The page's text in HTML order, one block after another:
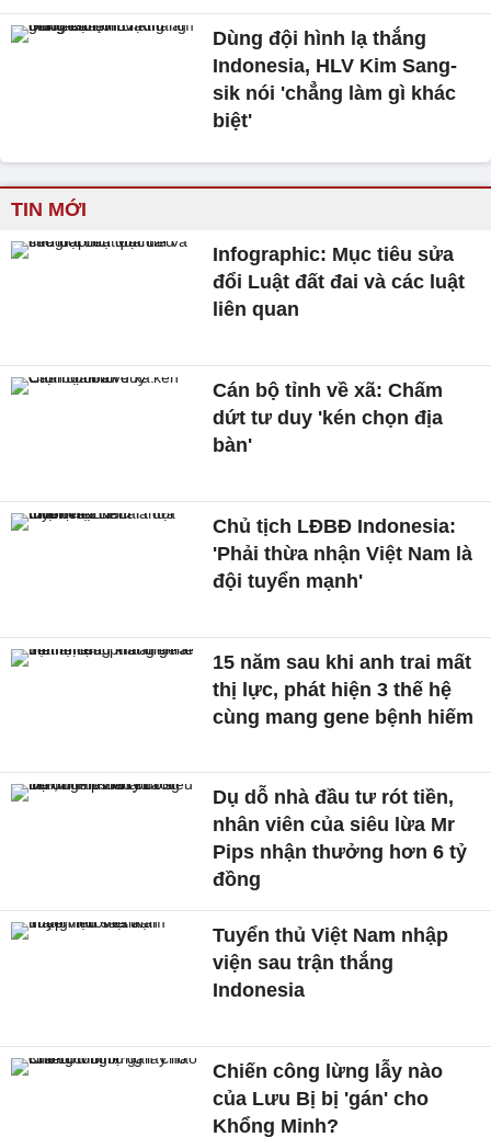
Dùng đội hình lạ thắng
Indonesia, HLV Kim Sang-
sik nói 'chẳng làm gì khác
biệt'
TIN MỚI
Infographic: Mục tiêu sửa
đổi Luật đất đai và các luật
liên quan
Cán bộ tỉnh về xã: Chấm
dứt tư duy 'kén chọn địa
bàn'
Chủ tịch LĐBĐ Indonesia:
'Phải thừa nhận Việt Nam là
đội tuyển mạnh'
15 năm sau khi anh trai mất
thị lực, phát hiện 3 thế hệ
cùng mang gene bệnh hiếm
Dụ dỗ nhà đầu tư rót tiền,
nhân viên của siêu lừa Mr
Pips nhận thưởng hơn 6 tỷ
đồng
Tuyển thủ Việt Nam nhập
viện sau trận thắng
Indonesia
Chiến công lừng lẫy nào
của Lưu Bị bị 'gán' cho
Khổng Minh?